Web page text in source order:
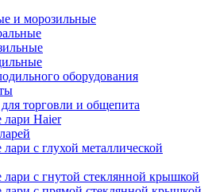
и морозильные
оборудования
торговли и общепита
Haier
с глухой металлической
с гнутой стеклянной крышкой